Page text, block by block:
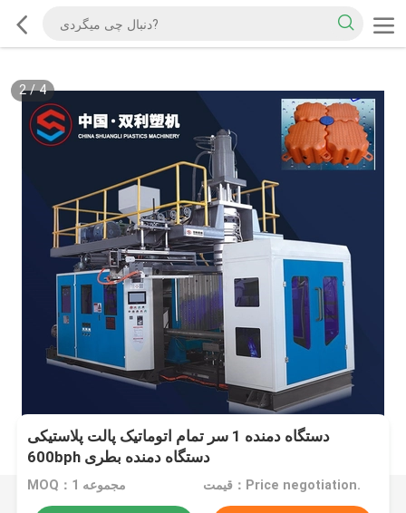
2/4
دستگاه دمنده 1 سر تمام اتوماتیک پالت پلاستیکی
600bph دستگاه دمنده بطری
MOQ：1 مجموعه قیمت：Price negotiation.